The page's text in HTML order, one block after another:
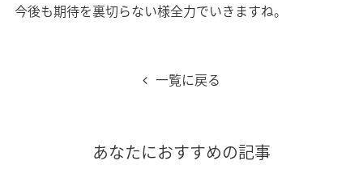
今後も期待を裏切らない様全力でいきますね。
一覧に戻る
あなたにおすすめの記事